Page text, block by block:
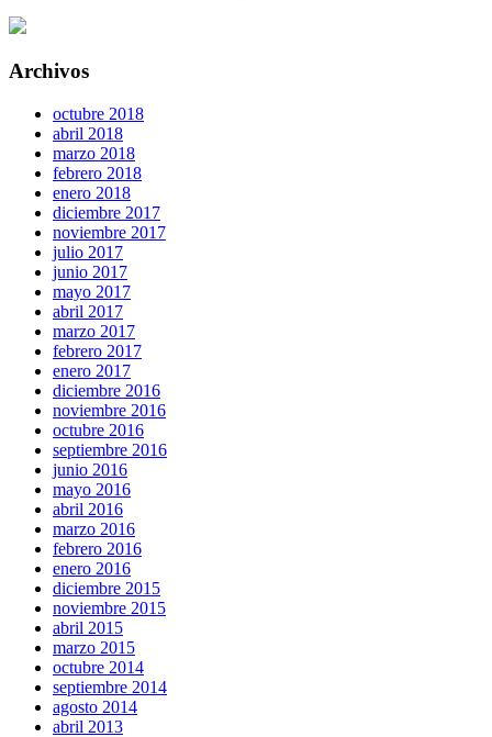
Archivos
octubre 2018
abril 2018
marzo 2018
febrero 2018
enero 2018
diciembre 2017
noviembre 2017
julio 2017
junio 2017
mayo 2017
abril 2017
marzo 2017
febrero 2017
enero 2017
diciembre 2016
noviembre 2016
octubre 2016
septiembre 2016
junio 2016
mayo 2016
abril 2016
marzo 2016
febrero 2016
enero 2016
diciembre 2015
noviembre 2015
abril 2015
marzo 2015
octubre 2014
septiembre 2014
agosto 2014
abril 2013